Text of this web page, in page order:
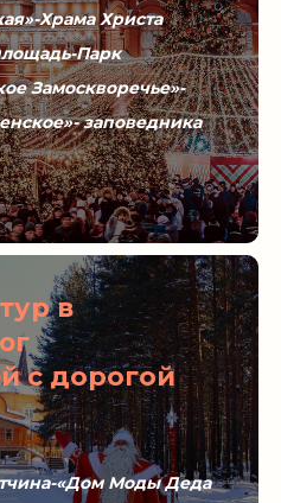
Храма Христа
Парк
Замоскворечье»-
заповедника
в
с дорогой
«Дом Моды Деда